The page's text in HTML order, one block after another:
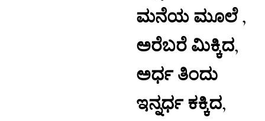
ಮನೆಯ ಮೂಲೆ ,
ಅರೆಬರೆ ಮಿಕ್ಕಿದ,
ಅರ್ಧ ತಿಂದು
ಇನ್ನರ್ಧ ಕಕ್ಕಿದ,